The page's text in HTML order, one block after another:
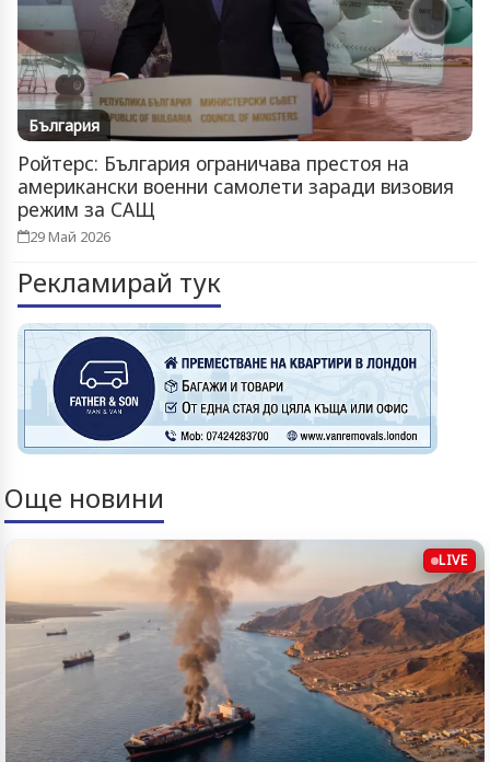
България
Ройтерс: България ограничава престоя на
американски военни самолети заради визовия
режим за САЩ
29 Май 2026
Рекламирай тук
Още новини
LIVE